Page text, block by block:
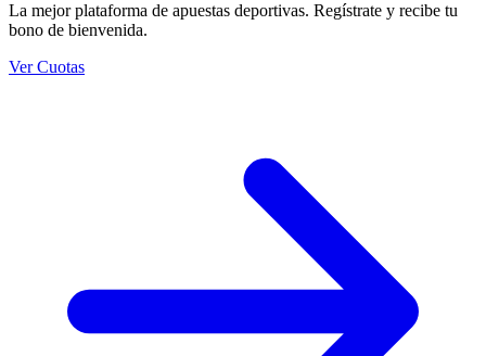
La mejor plataforma de apuestas deportivas. Regístrate y recibe tu
bono de bienvenida.
Ver Cuotas